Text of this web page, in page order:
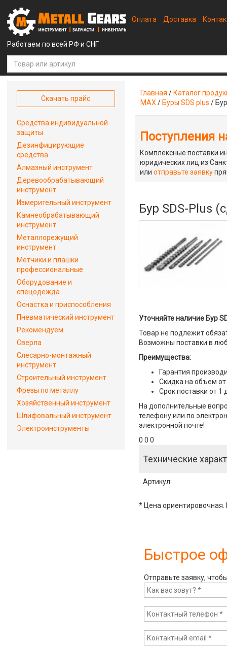
Работаем по всей РФ и СНГ
Оплата Доставка
Главная / Каталог
MAX / Буры SDS plus /
Поступления
Комплексные поставки
юридических лиц из
илиотправьте заявку
Бур SDS-Plus
Уточняйте наличие Бур
Товар не подлежит
Возможны поставки в
Преимущества:
Гарантия
Скидка на объем от
Срок поставки от 1
На дополнительные
телефону или по
электронной почте!
0 0 0
Технические
Артикул:
* Цена ориентировочная.
Быстрое
Отправьте заявку,
Скачать прайс
Средства индивидуальной
защиты
Дезинфицирующие
средства
Алмазный инструмент
Деревообрабатывающий
инструмент
Измерительный инструмент
Камнеобрабатывающий
инструмент
Металлорежущий
инструмент
Метчики и плашки
профессиональные
Оборудование и
спецодежда
Оснастка и приспособления
Пневматический инструмент
Рекомендуем
Сверла
Слесарно-монтажный
инструмент
Строительный инструмент
Фрезы по металлу
Хозяйственный инструмент
Шлифовальный инструмент
Электроинструменты